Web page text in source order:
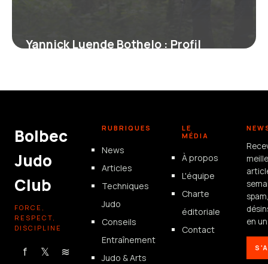
Yannick Luende Bothelo : Profil
Bolbec
Judo
Club
FORCE,
RESPECT,
DISCIPLINE
f 𝕏 ≋
RUBRIQUES
News
Articles
Techniques
Judo
Conseils
Entraînement
Judo & Arts
LE
MÉDIA
À propos
L'équipe
Charte
éditoriale
Contact
en